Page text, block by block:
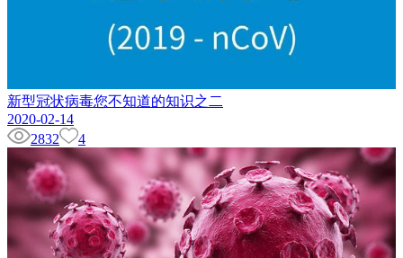
新型冠状病毒您不知道的知识之二
2020-02-14
2832
4